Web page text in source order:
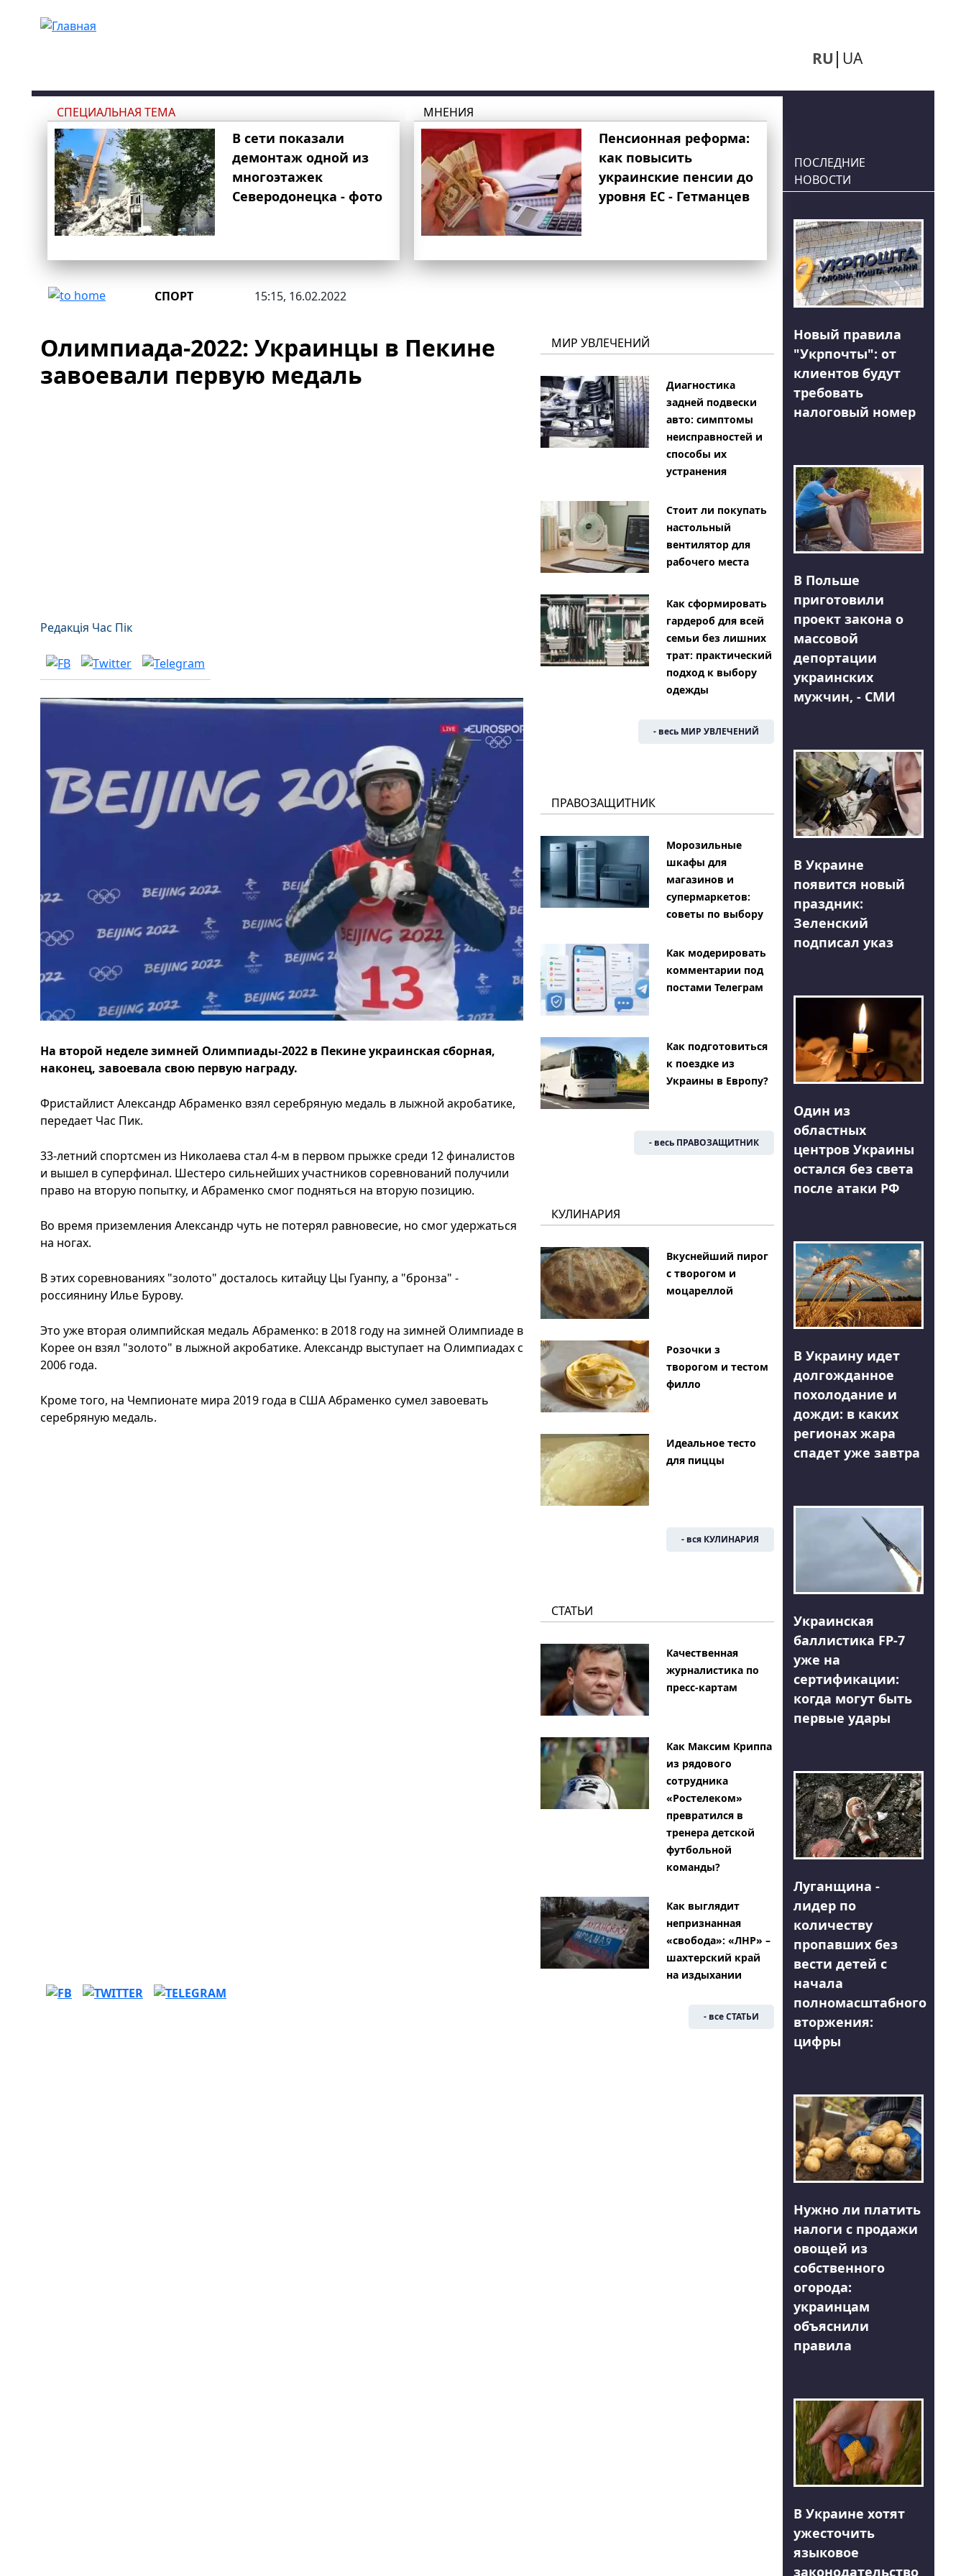
RU UA
СПЕЦИАЛЬНАЯ ТЕМА
В сети показали
демонтаж одной из
многоэтажек
Северодонецка - фото
МНЕНИЯ
Пенсионная реформа:
как повысить
украинские пенсии до
уровня ЕС - Гетманцев
СПОРТ 15:15, 16.02.2022
Олимпиада-2022: Украинцы в Пекине
завоевали первую медаль
Редакція Час Пік
На второй неделе зимней Олимпиады-2022 в Пекине украинская сборная,
наконец, завоевала свою первую награду.
Фристайлист Александр Абраменко взял серебряную медаль в лыжной акробатике,
передает Час Пик.
33-летний спортсмен из Николаева стал 4-м в первом прыжке среди 12 финалистов
и вышел в суперфинал. Шестеро сильнейших участников соревнований получили
право на вторую попытку, и Абраменко смог подняться на вторую позицию.
Во время приземления Александр чуть не потерял равновесие, но смог удержаться
на ногах.
В этих соревнованиях "золото" досталось китайцу Цы Гуанпу, а "бронза" -
россиянину Илье Бурову.
Это уже вторая олимпийская медаль Абраменко: в 2018 году на зимней Олимпиаде в
Корее он взял "золото" в лыжной акробатике. Александр выступает на Олимпиадах с
2006 года.
Кроме того, на Чемпионате мира 2019 года в США Абраменко сумел завоевать
серебряную медаль.
МИР УВЛЕЧЕНИЙ
Диагностика
задней подвески
авто: симптомы
неисправностей и
способы их
устранения
Стоит ли покупать
настольный
вентилятор для
рабочего места
Как сформировать
гардероб для всей
семьи без лишних
трат: практический
подход к выбору
одежды
- весь МИР УВЛЕЧЕНИЙ
ПРАВОЗАЩИТНИК
Морозильные
шкафы для
магазинов и
супермаркетов:
советы по выбору
Как модерировать
комментарии под
постами Телеграм
Как подготовиться
к поездке из
Украины в Европу?
- весь ПРАВОЗАЩИТНИК
КУЛИНАРИЯ
Вкуснейший пирог
с творогом и
моцареллой
Розочки з
творогом и тестом
филло
Идеальное тесто
для пиццы
- вся КУЛИНАРИЯ
СТАТЬИ
Качественная
журналистика по
пресс-картам
Как Максим Криппа
из рядового
сотрудника
«Ростелеком»
превратился в
тренера детской
футбольной
команды?
Как выглядит
непризнанная
«свобода»: «ЛНР» –
шахтерский край
на издыхании
- все СТАТЬИ
ПОСЛЕДНИЕ
НОВОСТИ
Новый правила
"Укрпочты": от
клиентов будут
требовать
налоговый номер
В Польше
приготовили
проект закона о
массовой
депортации
украинских
мужчин, - СМИ
В Украине
появится новый
праздник:
Зеленский
подписал указ
Один из
областных
центров Украины
остался без света
после атаки РФ
В Украину идет
долгожданное
похолодание и
дожди: в каких
регионах жара
спадет уже завтра
Украинская
баллистика FP-7
уже на
сертификации:
когда могут быть
первые удары
Луганщина -
лидер по
количеству
пропавших без
вести детей с
начала
полномасштабного
вторжения:
цифры
Нужно ли платить
налоги с продажи
овощей из
собственного
огорода:
украинцам
объяснили
правила
В Украине хотят
ужесточить
языковое
законодательство